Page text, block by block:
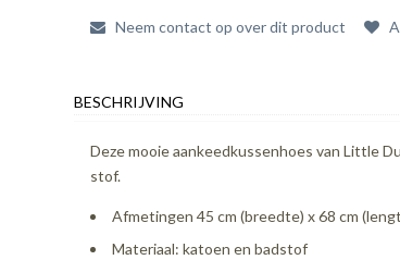
Neem contact op over dit product
BESCHRIJVING
Deze mooie aankeedkussenhoes van Little
stof.
Afmetingen 45 cm (breedte) x 68 cm
Materiaal: katoen en badstof